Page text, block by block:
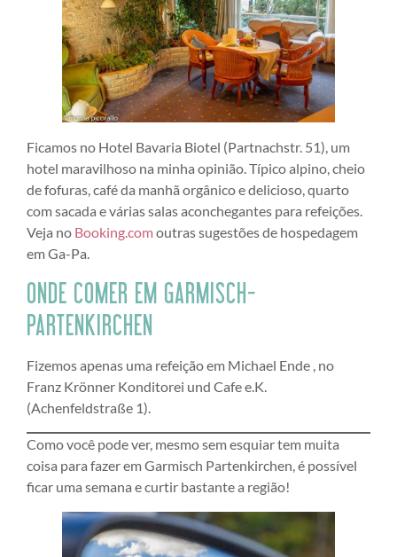
Ficamos no Hotel Bavaria Biotel (Partnachstr. 51), um
hotel maravilhoso na minha opinião. Típico alpino, cheio
de fofuras, café da manhã orgânico e delicioso, quarto
com sacada e várias salas aconchegantes para refeições.
Veja no Booking.comoutras sugestões de hospedagem
em Ga-Pa.
ONDE COMER EM GARMISCH-
PARTENKIRCHEN
Fizemos apenas uma refeição em Michael Ende , no
Franz Krönner Konditorei und Cafe e.K.
(Achenfeldstraße 1).
Como você pode ver, mesmo sem esquiar tem muita
coisa para fazer em Garmisch Partenkirchen, é possível
ficar uma semana e curtir bastante a região!